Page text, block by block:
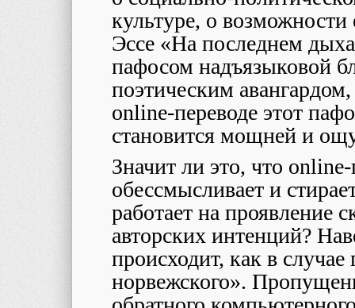
культуре, о
Эссе «На последнем
пафосом надъязыковой
поэтическим
online-переводе этот
становится мощней и
Значит ли это, что online
обессмысливает и
работает на
авторских интенций?
происходит, как в
норвежского».